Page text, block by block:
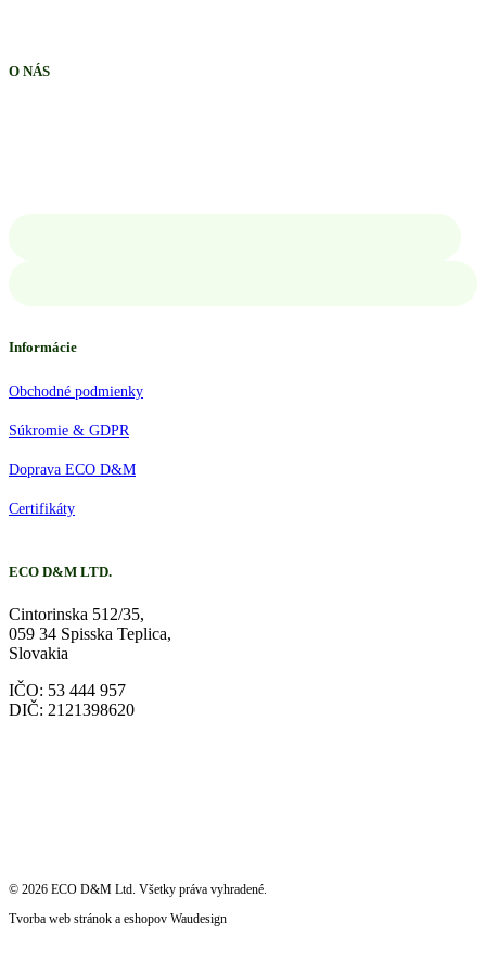
O NÁS
Informácie
Obchodné podmienky
Súkromie & GDPR
Doprava ECO D&M
Certifikáty
ECO D&M LTD.
Cintorinska 512/35,
059 34 Spisska Teplica,
Slovakia
IČO: 53 444 957
DIČ: 2121398620
© 2026 ECO D&M Ltd. Všetky práva vyhradené.
Tvorba web stránok a eshopov Waudesign